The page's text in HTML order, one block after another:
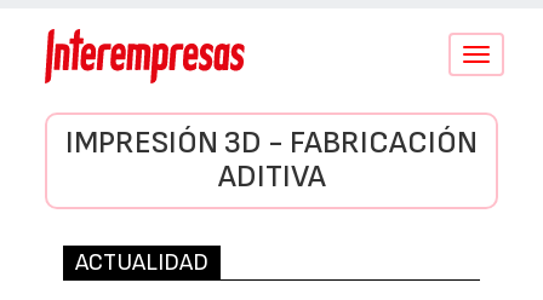
Conmutar
IMPRESIÓN 3D - FABRICACIÓN
ADITIVA
ACTUALIDAD